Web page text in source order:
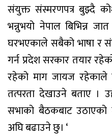
संयुक्त संस्मरणपत्र बुझ्दै
भन्नुभयो नेपाल बिभिन्न
घरभएकाले सबैको भाषा र
गर्न प्रदेश सरकार तयार
रहेको माग जायज रहेकाले
तत्परता देखाउने बताए ।
सभाको बैठकबाट उठाएको
अघि बढाउने छु। ‘